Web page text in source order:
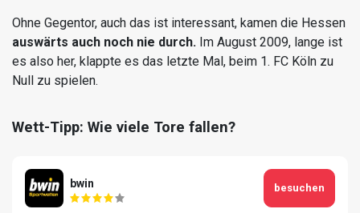
Ohne Gegentor, auch das ist interessant, kamen die Hessen
auswärts auch noch nie durch. Im August 2009, lange ist
es also her, klappte es das letzte Mal, beim 1. FC Köln zu
Null zu spielen.
Wett-Tipp: Wie viele Tore fallen?
bwin besuchen